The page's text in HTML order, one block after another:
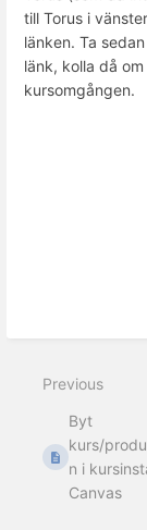
till Torus i
länken. Ta
länk, kolla då
kursomgången.
Previous
Byt
kurs/
n i
Canvas